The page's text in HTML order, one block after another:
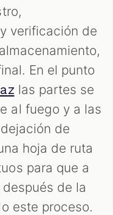
verificación de
En el punto
las partes se
al fuego y a las
de
hoja de ruta
para que a
de la
este proceso.